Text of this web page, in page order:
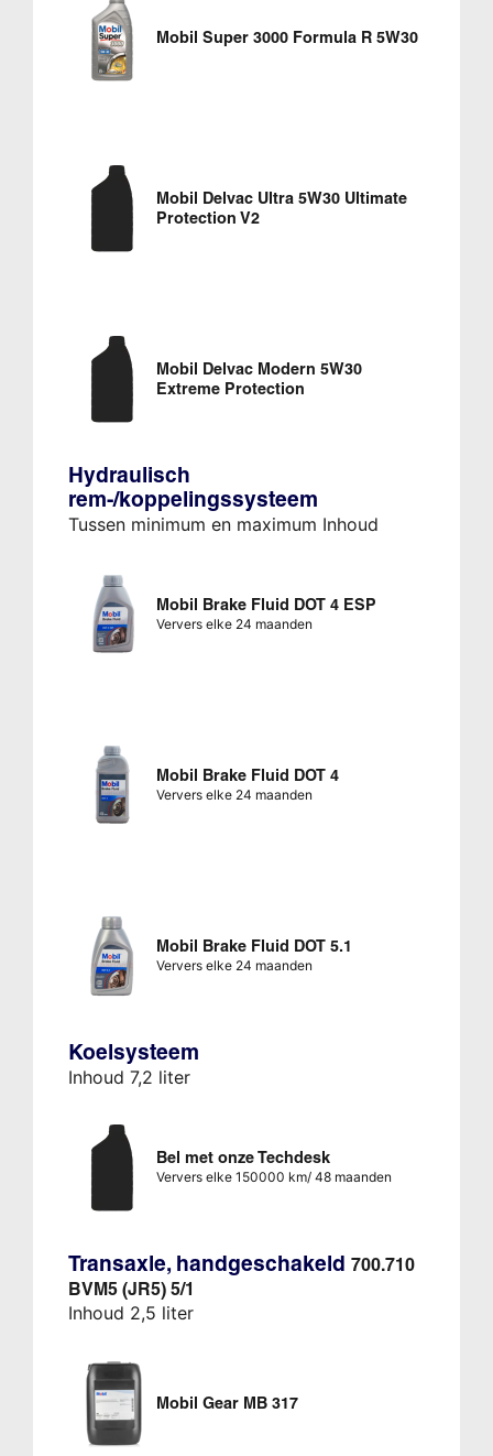
Mobil Super 3000 Formula R 5W30
Mobil Delvac Ultra 5W30 Ultimate
Protection V2
Mobil Delvac Modern 5W30
Extreme Protection
Hydraulisch
rem-/koppelingssysteem
Tussen minimum en maximum Inhoud
Mobil Brake Fluid DOT 4 ESP
Ververs elke 24 maanden
Mobil Brake Fluid DOT 4
Ververs elke 24 maanden
Mobil Brake Fluid DOT 5.1
Ververs elke 24 maanden
Koelsysteem
Inhoud 7,2 liter
Bel met onze Techdesk
Ververs elke 150000 km/ 48 maanden
Transaxle, handgeschakeld 700.710
BVM5 (JR5) 5/1
Inhoud 2,5 liter
Mobil Gear MB 317